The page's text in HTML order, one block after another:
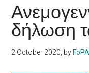
δήλωση
2 October 2020, by FoPA